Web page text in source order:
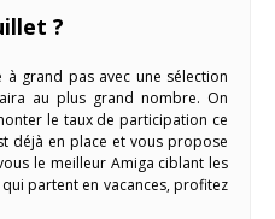
?
grand pas avec une sélection
au plus grand nombre. On
le taux de participation ce
déjà en place et vous propose
le meilleur Amiga ciblant les
partent en vacances, profitez